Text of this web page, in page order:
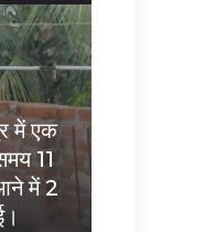
में एक
11
में 2